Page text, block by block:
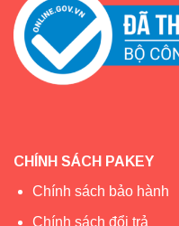
CHÍNH SÁCH PAKEY
Chính sách bảo hành
Chính sách đổi trả